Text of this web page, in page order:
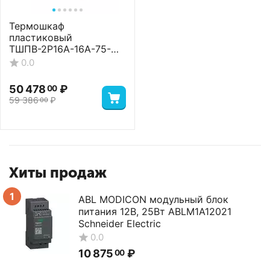
Термошкаф
пластиковый
ТШПВ-2P16A-16A-75-
24-403022 Standart
0.0
59 38600 ₽
50 47800 ₽
Хиты продаж
1
ABL MODICON модульный блок
питания 12В, 25Вт ABLM1A12021
Schneider Electric
0.0
10 87500 ₽